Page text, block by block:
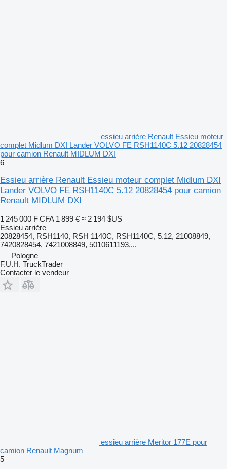
essieu arrière Renault Essieu moteur
complet Midlum DXI Lander VOLVO FE RSH1140C 5.12 20828454
pour camion Renault MIDLUM DXI
6
Essieu arrière Renault Essieu moteur complet Midlum DXI
Lander VOLVO FE RSH1140C 5.12 20828454 pour camion
Renault MIDLUM DXI
1 245 000 F CFA 1 899 € ≈ 2 194 $US
Essieu arrière
20828454, RSH1140, RSH 1140C, RSH1140C, 5.12, 21008849,
7420828454, 7421008849, 5010611193,...
Pologne
F.U.H. TruckTrader
Contacter le vendeur
essieu arrière Meritor 177E pour
camion Renault Magnum
5